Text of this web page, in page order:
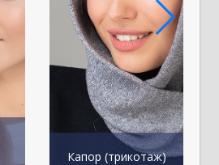
Капор (трикотаж)